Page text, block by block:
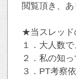
閲覧頂き、あ
★当スレッド
１．大人数
２．私の知
３．PT考察